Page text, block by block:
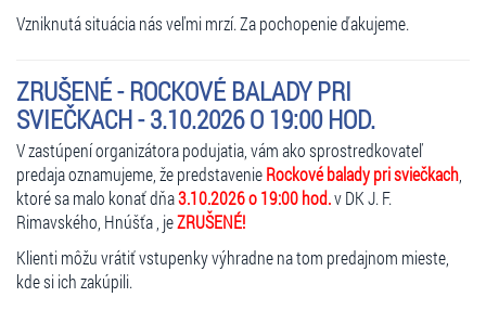
Vzniknutá situácia nás veľmi mrzí. Za pochopenie ďakujeme.
ZRUŠENÉ - ROCKOVÉ BALADY PRI
SVIEČKACH - 3.10.2026 O 19:00 HOD.
V zastúpení organizátora podujatia, vám ako sprostredkovateľ
predaja oznamujeme, že predstavenieRockové balady pri sviečkach
ktoré sa malo konať dňa3.10.2026 o 19:00 hod.v DK J. F.
Rimavského, Hnúšťa , jeZRUŠENÉ!
Klienti môžu vrátiť vstupenky výhradne na tom predajnom mieste,
kde si ich zakúpili.